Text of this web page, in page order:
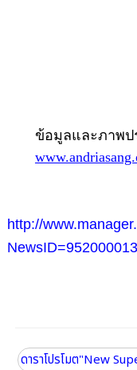
ข้อมูลและภาพป
http://
ดาราโปรโมต"New